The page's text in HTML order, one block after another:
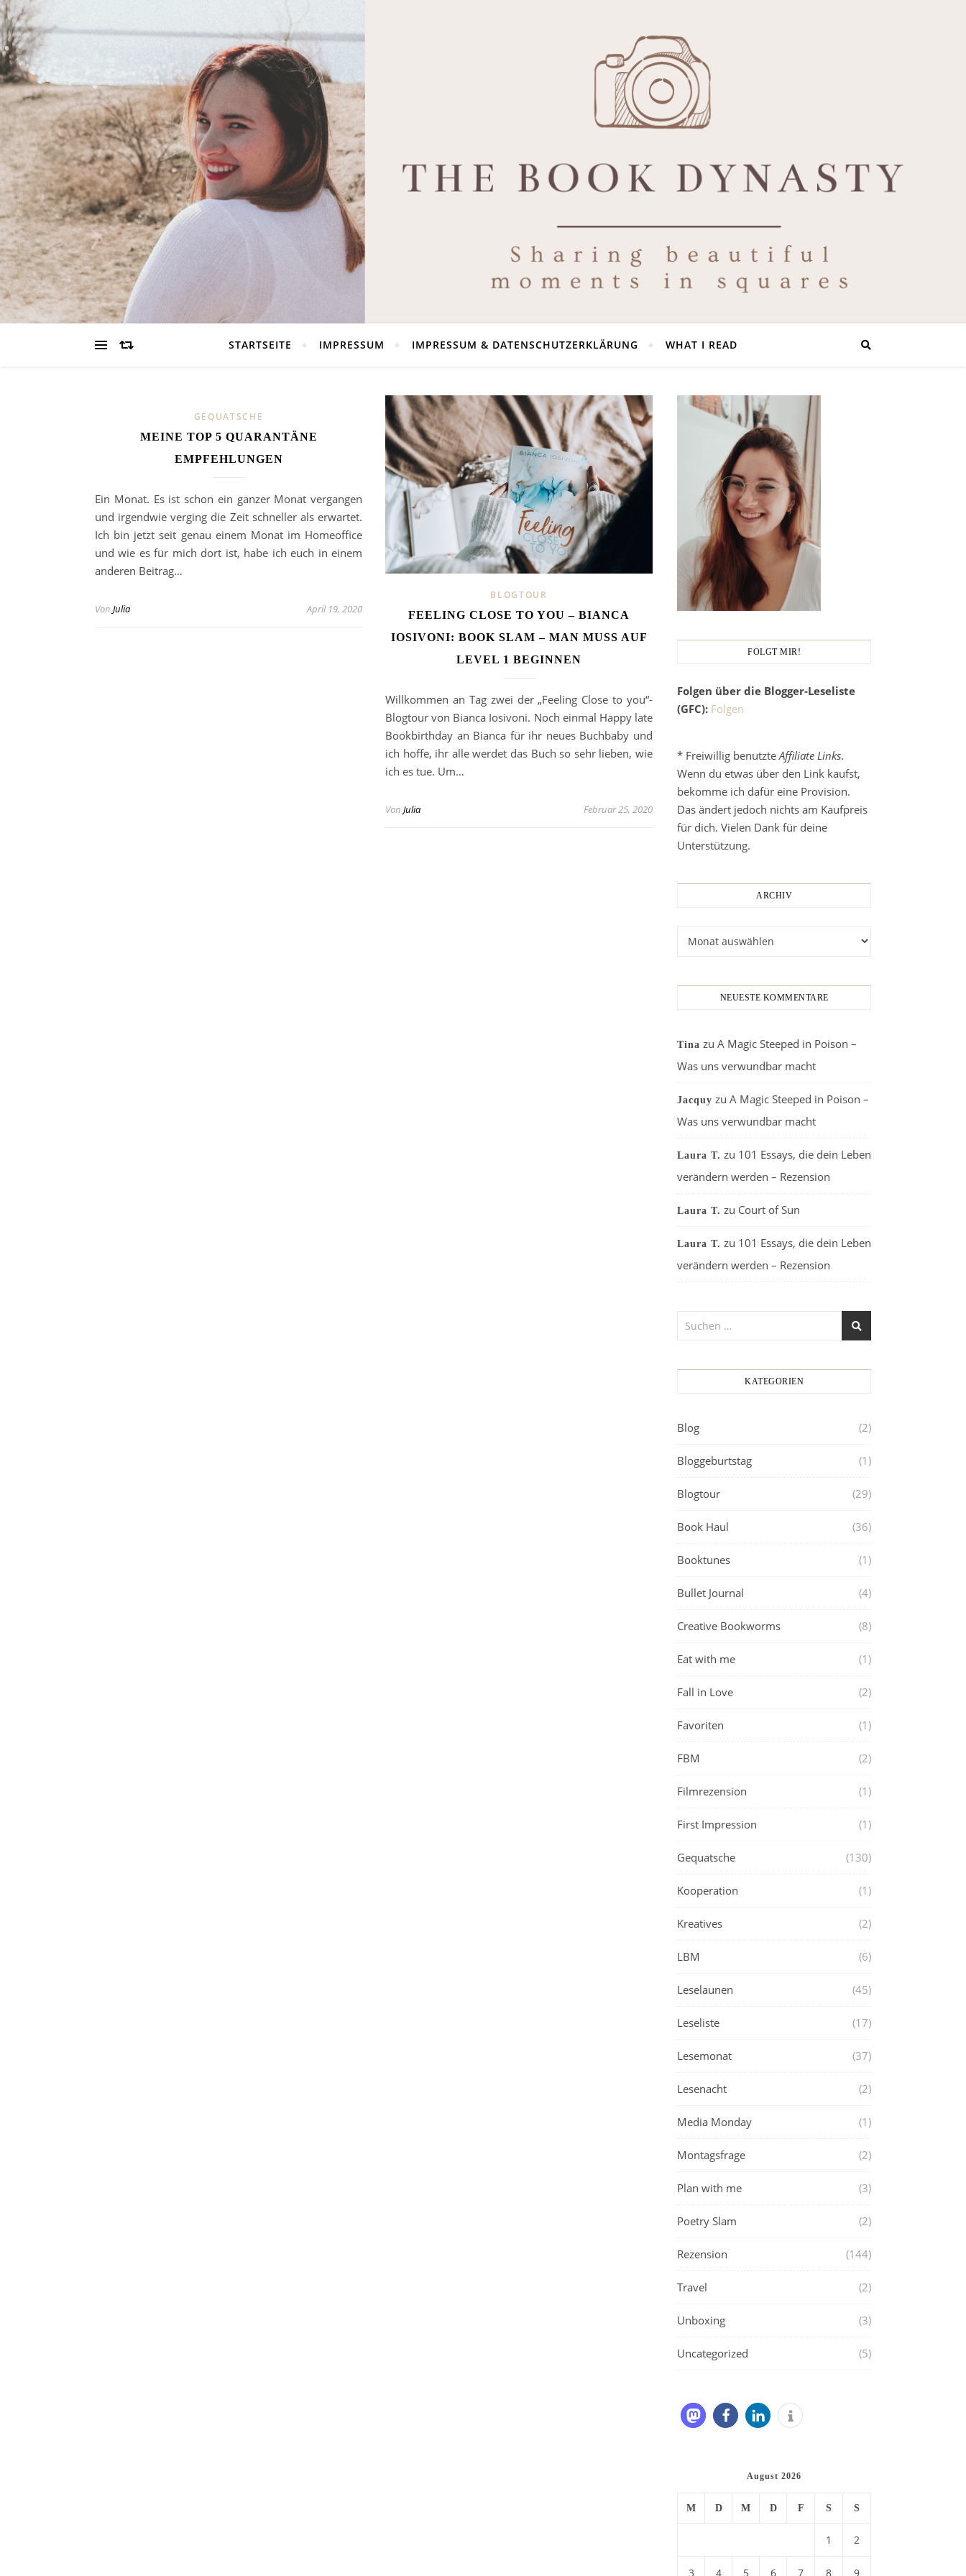
STARTSEITE IMPRESSUM IMPRESSUM & DATENSCHUTZERKLÄRUNG WHAT I READ
GEQUATSCHE
MEINE TOP 5 QUARANTÄNE
EMPFEHLUNGEN
Ein Monat. Es ist schon ein ganzer Monat vergangen
und irgendwie verging die Zeit schneller als erwartet.
Ich bin jetzt seit genau einem Monat im Homeoffice
und wie es für mich dort ist, habe ich euch in einem
anderen Beitrag…
Von Julia April 19, 2020
BLOGTOUR
FEELING CLOSE TO YOU – BIANCA
IOSIVONI: BOOK SLAM – MAN MUSS AUF
LEVEL 1 BEGINNEN
Willkommen an Tag zwei der „Feeling Close to you“-
Blogtour von Bianca Iosivoni. Noch einmal Happy late
Bookbirthday an Bianca für ihr neues Buchbaby und
ich hoffe, ihr alle werdet das Buch so sehr lieben, wie
ich es tue. Um…
Von Julia Februar 25, 2020
FOLGT MIR!
Folgen über die Blogger-Leseliste
(GFC): Folgen
* Freiwillig benutzteAffiliate Links.
Wenn du etwas über den Link kaufst,
bekomme ich dafür eine Provision.
Das ändert jedoch nichts am Kaufpreis
für dich. Vielen Dank für deine
Unterstützung.
ARCHIV
NEUESTE KOMMENTARE
Tina zu A Magic Steeped in Poison –
Was uns verwundbar macht
Jacquy zu A Magic Steeped in Poison –
Was uns verwundbar macht
Laura T. zu 101 Essays, die dein Leben
verändern werden – Rezension
Laura T. zu Court of Sun
Laura T. zu 101 Essays, die dein Leben
verändern werden – Rezension
KATEGORIEN
Blog (2)
Bloggeburtstag (1)
Blogtour (29)
Book Haul (36)
Booktunes (1)
Bullet Journal (4)
Creative Bookworms (8)
Eat with me (1)
Fall in Love (2)
Favoriten (1)
FBM (2)
Filmrezension (1)
First Impression (1)
Gequatsche (130)
Kooperation (1)
Kreatives (2)
LBM (6)
Leselaunen (45)
Leseliste (17)
Lesemonat (37)
Lesenacht (2)
Media Monday (1)
Montagsfrage (2)
Plan with me (3)
Poetry Slam (2)
Rezension (144)
Travel (2)
Unboxing (3)
Uncategorized (5)
August 2026
M D M D F S S
1 2
3 4 5 6 7 8 9